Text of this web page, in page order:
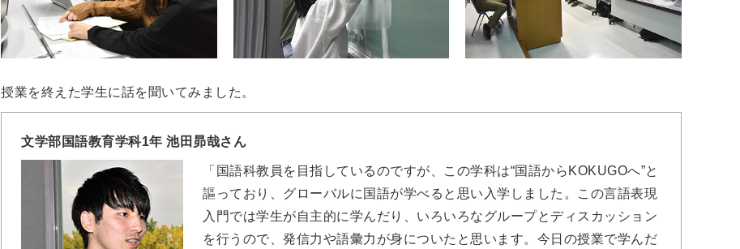
授業を終えた学生に話を聞いてみました。
文学部国語教育学科1年 池田昴哉さん
「国語科教員を目指しているのですが、この学科は“国語からKOKUGOへ”と
謳っており、グローバルに国語が学べると思い入学しました。この言語表現
入門では学生が自主的に学んだり、いろいろなグループとディスカッション
を行うので、発信力や語彙力が身についたと思います。今日の授業で学んだ